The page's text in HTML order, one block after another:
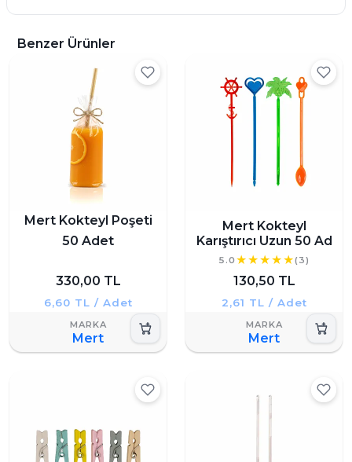
Benzer Ürünler
Mert Kokteyl Poşeti
50 Adet
330,00 TL
6,60 TL / Adet
Mert
Mert Kokteyl
Karıştırıcı Uzun 50 Ad
5.0 (3)
130,50 TL
2,61 TL / Adet
Mert